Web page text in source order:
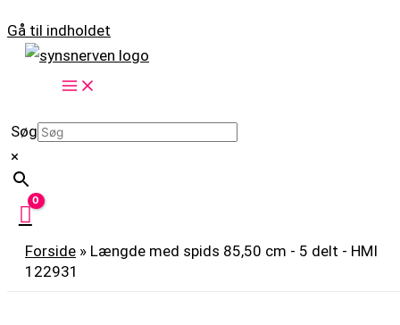
Gå til indholdet
Søg
×
Forside » Længde med spids 85,50 cm - 5 delt - HMI
122931